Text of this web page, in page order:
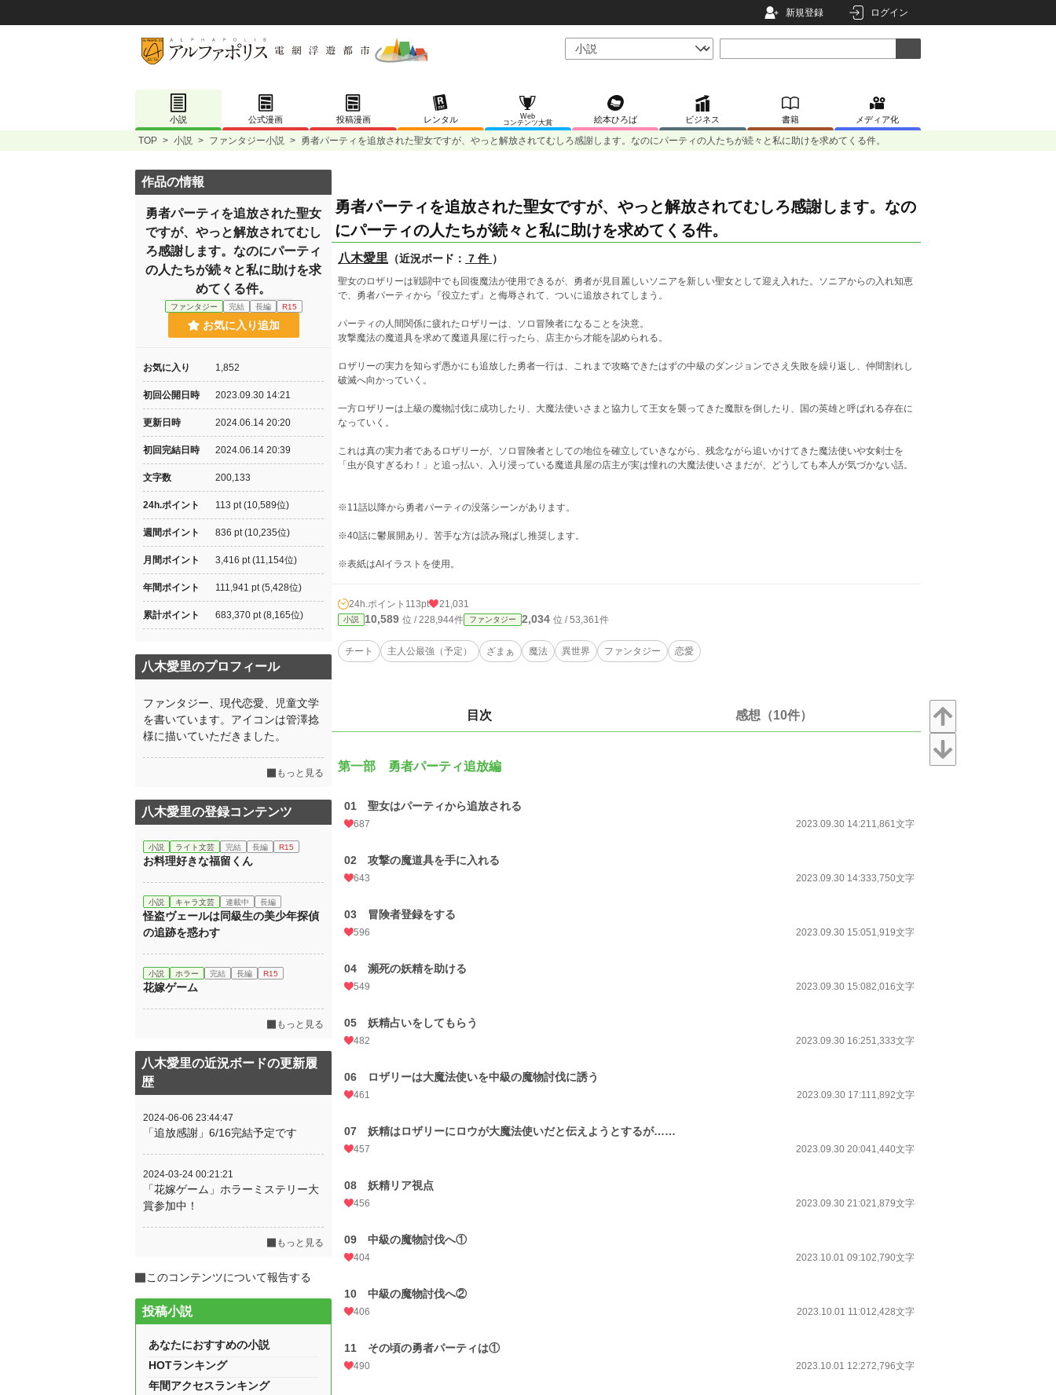
新規登録 ログイン
小説 公式漫画 投稿漫画 レンタル
Web
コンテンツ大賞
絵本ひろば ビジネス 書籍 メディア化
TOP > 小説 > ファンタジー小説 > 勇者パーティを追放された聖女ですが、やっと解放されてむしろ感謝します。なのにパーティの人たちが続々と私に助けを求めてくる件。
勇者パーティを追放された聖女ですが、やっと解放されてむしろ感謝します。なの
にパーティの人たちが続々と私に助けを求めてくる件。
八木愛里 （近況ボード： 7 件 ）
聖女のロザリーは戦闘中でも回復魔法が使用できるが、勇者が見目麗しいソニアを新しい聖女として迎え入れた。ソニアからの入れ知恵
で、勇者パーティから『役立たず』と侮辱されて、ついに追放されてしまう。
パーティの人間関係に疲れたロザリーは、ソロ冒険者になることを決意。
攻撃魔法の魔道具を求めて魔道具屋に行ったら、店主から才能を認められる。
ロザリーの実力を知らず愚かにも追放した勇者一行は、これまで攻略できたはずの中級のダンジョンでさえ失敗を繰り返し、仲間割れし
破滅へ向かっていく。
一方ロザリーは上級の魔物討伐に成功したり、大魔法使いさまと協力して王女を襲ってきた魔獣を倒したり、国の英雄と呼ばれる存在に
なっていく。
これは真の実力者であるロザリーが、ソロ冒険者としての地位を確立していきながら、残念ながら追いかけてきた魔法使いや女剣士を
「虫が良すぎるわ！」と追っ払い、入り浸っている魔道具屋の店主が実は憧れの大魔法使いさまだが、どうしても本人が気づかない話。
※11話以降から勇者パーティの没落シーンがあります。
※40話に鬱展開あり。苦手な方は読み飛ばし推奨します。
※表紙はAIイラストを使用。
24h.ポイント 113pt 21,031
小説 10,589 位 / 228,944件 ファンタジー 2,034 位 / 53,361件
チート 主人公最強（予定） ざまぁ 魔法 異世界 ファンタジー 恋愛
目次 感想（10件）
第一部 勇者パーティ追放編
01 聖女はパーティから追放される
687 2023.09.30 14:211,861文字
02 攻撃の魔道具を手に入れる
643 2023.09.30 14:333,750文字
03 冒険者登録をする
596 2023.09.30 15:051,919文字
04 瀕死の妖精を助ける
549 2023.09.30 15:082,016文字
05 妖精占いをしてもらう
482 2023.09.30 16:251,333文字
06 ロザリーは大魔法使いを中級の魔物討伐に誘う
461 2023.09.30 17:111,892文字
07 妖精はロザリーにロウが大魔法使いだと伝えようとするが……
457 2023.09.30 20:041,440文字
08 妖精リア視点
456 2023.09.30 21:021,879文字
09 中級の魔物討伐へ①
404 2023.10.01 09:102,790文字
10 中級の魔物討伐へ②
406 2023.10.01 11:012,428文字
11 その頃の勇者パーティは①
490 2023.10.01 12:272,796文字
作品の情報
勇者パーティを追放された聖女
ですが、やっと解放されてむし
ろ感謝します。なのにパーティ
の人たちが続々と私に助けを求
めてくる件。
ファンタジー 完結 長編 R15
お気に入り追加
お気に入り 1,852
初回公開日時 2023.09.30 14:21
更新日時 2024.06.14 20:20
初回完結日時 2024.06.14 20:39
文字数 200,133
24h.ポイント 113 pt (10,589位)
週間ポイント 836 pt (10,235位)
月間ポイント 3,416 pt (11,154位)
年間ポイント 111,941 pt (5,428位)
累計ポイント 683,370 pt (8,165位)
八木愛里のプロフィール
ファンタジー、現代恋愛、児童文学
を書いています。アイコンは管澤捻
様に描いていただきました。
もっと見る
八木愛里の登録コンテンツ
小説 ライト文芸 完結 長編 R15
お料理好きな福留くん
小説 キャラ文芸 連載中 長編
怪盗ヴェールは同級生の美少年探偵
の追跡を惑わす
小説 ホラー 完結 長編 R15
花嫁ゲーム
もっと見る
八木愛里の近況ボードの更新履
歴
2024-06-06 23:44:47
「追放感謝」6/16完結予定です
2024-03-24 00:21:21
「花嫁ゲーム」ホラーミステリー大
賞参加中！
もっと見る
このコンテンツについて報告する
投稿小説
あなたにおすすめの小説
HOTランキング
年間アクセスランキング